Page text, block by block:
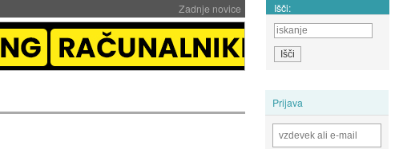
Zadnje novice Išči:
Prijava